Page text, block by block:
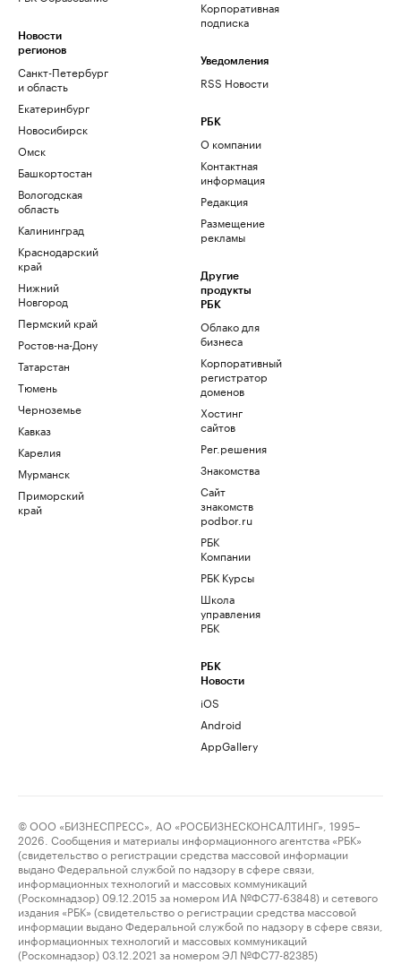
Новости
регионов
Санкт-Петербург
и область
Екатеринбург
Новосибирск
Омск
Башкортостан
Вологодская
область
Калининград
Краснодарский
край
Нижний
Новгород
Пермский край
Ростов-на-Дону
Татарстан
Тюмень
Черноземье
Кавказ
Карелия
Мурманск
Приморский
край
Корпоративная
подписка
Уведомления
RSS Новости
РБК
О компании
Контактная
информация
Редакция
Размещение
рекламы
Другие
продукты
РБК
Облако для
бизнеса
Корпоративный
регистратор
доменов
Хостинг
сайтов
Рег.решения
Знакомства
Сайт
знакомств
podbor.ru
РБК
Компании
РБК Курсы
Школа
управления
РБК
РБК
Новости
iOS
Android
AppGallery
© ООО «БИЗНЕСПРЕСС», АО «РОСБИЗНЕСКОНСАЛТИНГ», 1995–
2026. Сообщения и материалы информационного агентства «РБК»
(свидетельство о регистрации средства массовой информации
выдано Федеральной службой по надзору в сфере связи,
информационных технологий и массовых коммуникаций
(Роскомнадзор) 09.12.2015 за номером ИА №ФС77-63848) и сетевого
издания «РБК» (свидетельство о регистрации средства массовой
информации выдано Федеральной службой по надзору в сфере связи,
информационных технологий и массовых коммуникаций
(Роскомнадзор) 03.12.2021 за номером ЭЛ №ФС77-82385)